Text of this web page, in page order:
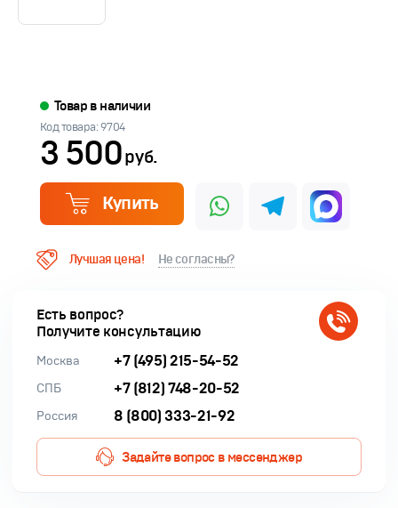
Товар в наличии
Код товара: 9704
3 500руб.
Купить
Лучшая цена! Не согласны?
Есть вопрос?
Получите консультацию
Москва +7 (495) 215-54-52
СПБ +7 (812) 748-20-52
Россия 8 (800) 333-21-92
Задайте вопрос в мессенджер